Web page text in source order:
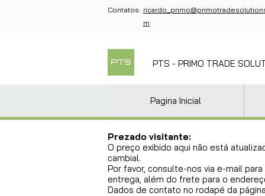
Contatos:
m
PTS - PRIMO TRADE
Pagina Inicial
Prezado visitante:
O preço exibido aqui não está
cambial.
Por favor, consulte-nos via e-mail
entrega, além do frete para o
Dados de contato no rodapé da